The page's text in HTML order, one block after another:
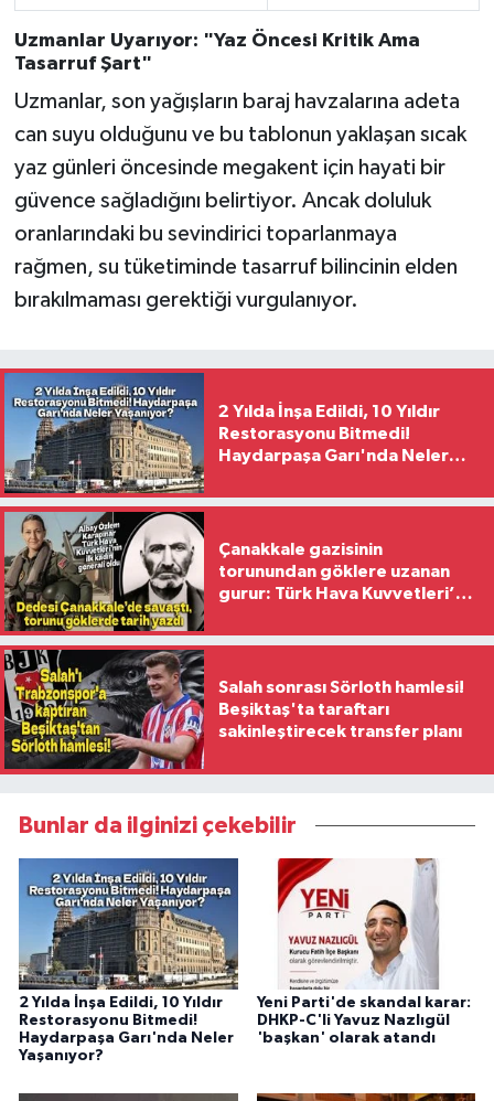
Uzmanlar Uyarıyor: "Yaz Öncesi Kritik Ama
Tasarruf Şart"
Uzmanlar, son yağışların baraj havzalarına adeta
can suyu olduğunu ve bu tablonun yaklaşan sıcak
yaz günleri öncesinde megakent için hayati bir
güvence sağladığını belirtiyor. Ancak doluluk
oranlarındaki bu sevindirici toparlanmaya
rağmen, su tüketiminde tasarruf bilincinin elden
bırakılmaması gerektiği vurgulanıyor.
2 Yılda İnşa Edildi, 10 Yıldır
Restorasyonu Bitmedi!
Haydarpaşa Garı'nda Neler
Çanakkale gazisinin
torunundan göklere uzanan
gurur: Türk Hava Kuvvetleri’nin
Salah sonrası Sörloth hamlesi!
Beşiktaş'ta taraftarı
sakinleştirecek transfer planı
Bunlar da ilginizi çekebilir
2 Yılda İnşa Edildi, 10 Yıldır
Restorasyonu Bitmedi!
Haydarpaşa Garı'nda Neler
Yaşanıyor?
Yeni Parti'de skandal karar:
DHKP-C'li Yavuz Nazlıgül
'başkan' olarak atandı